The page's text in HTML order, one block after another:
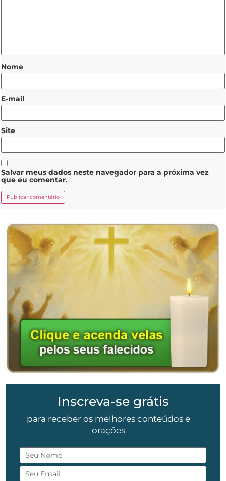
Nome
E-mail
Site
Salvar meus dados neste navegador para a próxima vez
que eu comentar.
Inscreva-se grátis
para receber os melhores conteúdos e
orações